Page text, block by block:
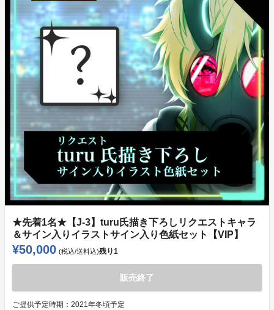
★先着1名★【J-3】turu氏描き下ろしリクエストキャラ
＆サイン入りイラストサイン入り色紙セット【VIP】
¥50,000 (税込/送料込)残り1
販売終了
ご提供予定時期： 2021年冬頃予定